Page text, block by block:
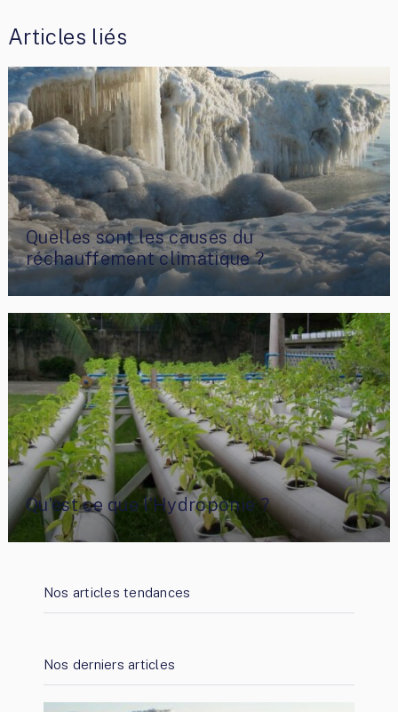
Articles liés
Quelles sont les causes du
réchauffement climatique ?
Qu’est ce que l’Hydroponie ?
Nos articles tendances
Nos derniers articles